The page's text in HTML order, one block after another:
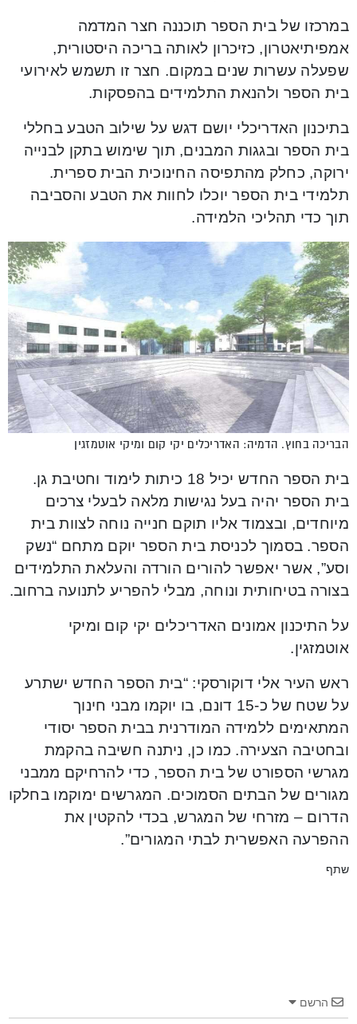
במרכזו של בית הספר תוכננה חצר המדמה
אמפיתיאטרון, כזיכרון לאותה בריכה היסטורית,
שפעלה עשרות שנים במקום. חצר זו תשמש לאירועי
בית הספר ולהנאת התלמידים בהפסקות.
בתיכנון האדריכלי יושם דגש על שילוב הטבע בחללי
בית הספר ובגגות המבנים, תוך שימוש בתקן לבנייה
ירוקה, כחלק מהתפיסה החינוכית הבית ספרית.
תלמידי בית הספר יוכלו לחוות את הטבע והסביבה
תוך כדי תהליכי הלמידה.
הבריכה בחוץ. הדמיה: האדריכלים יקי קום ומיקי אוטמזגין
בית הספר החדש יכיל 18 כיתות לימוד וחטיבת גן.
בית הספר יהיה בעל נגישות מלאה לבעלי צרכים
מיוחדים, ובצמוד אליו תוקם חנייה נוחה לצוות בית
הספר. בסמוך לכניסת בית הספר יוקם מתחם “נשק
וסע”, אשר יאפשר להורים הורדה והעלאת התלמידים
בצורה בטיחותית ונוחה, מבלי להפריע לתנועה ברחוב.
על התיכנון אמונים האדריכלים יקי קום ומיקי
אוטמזגין.
ראש העיר אלי דוקורסקי: “בית הספר החדש ישתרע
על שטח של כ-15 דונם, בו יוקמו מבני חינוך
המתאימים ללמידה המודרנית בבית הספר יסודי
ובחטיבה הצעירה. כמו כן, ניתנה חשיבה בהקמת
מגרשי הספורט של בית הספר, כדי להרחיקם ממבני
מגורים של הבתים הסמוכים. המגרשים ימוקמו בחלקו
הדרום – מזרחי של המגרש, בכדי להקטין את
ההפרעה האפשרית לבתי המגורים”.
שתף
הרשם